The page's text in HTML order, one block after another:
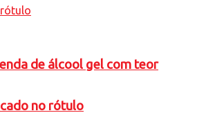
de álcool gel com teor
no rótulo